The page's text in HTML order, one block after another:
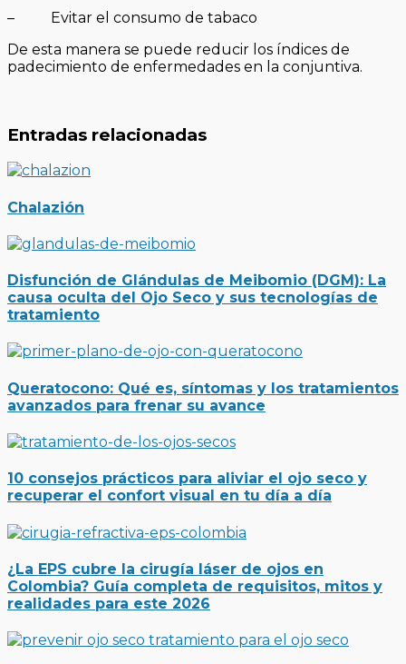
– Evitar el consumo de tabaco
De esta manera se puede reducir los índices de
padecimiento de enfermedades en la conjuntiva.
Entradas relacionadas
Chalazión
Disfunción de Glándulas de Meibomio (DGM): La
causa oculta del Ojo Seco y sus tecnologías de
tratamiento
Queratocono: Qué es, síntomas y los tratamientos
avanzados para frenar su avance
10 consejos prácticos para aliviar el ojo seco y
recuperar el confort visual en tu día a día
¿La EPS cubre la cirugía láser de ojos en
Colombia? Guía completa de requisitos, mitos y
realidades para este 2026